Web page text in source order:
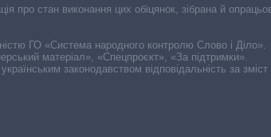
про стан виконання цих обіцянок, зібрана й
ГО «Система народного контролю Слово і Діло».
матеріал», «Спецпроєкт», «За підтримки».
законодавством відповідальність за